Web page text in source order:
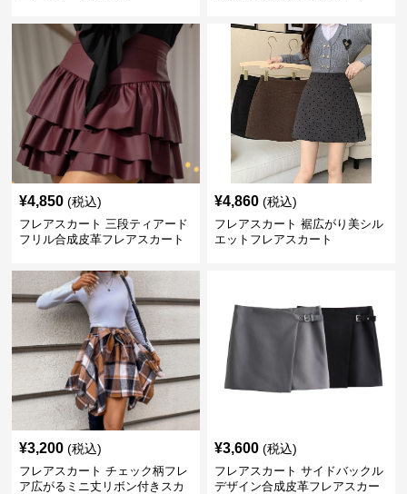
¥4,850 (税込)
フレアスカート 三段ティアード
フリル合成皮革フレアスカート
¥4,860 (税込)
フレアスカート 裾広がり美シル
エットフレアスカート
¥3,200 (税込)
フレアスカート チェック柄フレ
ア広がるミニ丈リボン付きスカ
¥3,600 (税込)
フレアスカート サイドバックル
デザイン合成皮革フレアスカー